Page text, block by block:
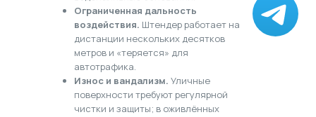
Ограниченная дальность
воздействия. Штендер работает на
дистанции нескольких десятков
метров и «теряется» для
автотрафика.
Износ и вандализм. Уличные
поверхности требуют регулярной
чистки и защиты; в оживлённых